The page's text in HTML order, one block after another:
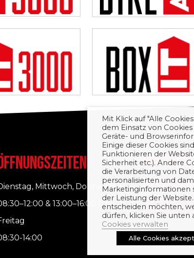
Mittwoch, Donnerstag
& 13:00–16:00 Uhr
14:00
WIR SIND
AUSTRIA.
Mit Klick auf "Alle
dem Einsatz von
Geräte- und
Einige dieser Cookies
Funktionieren der
Sicherheit etc.). Andere
die Verarbeitung von
personalisierten und
Marketinginformationen
der Leistung der
entscheiden möchten,
dürfen, klicken Sie unten
Cookies verwalten
Alle Cookies